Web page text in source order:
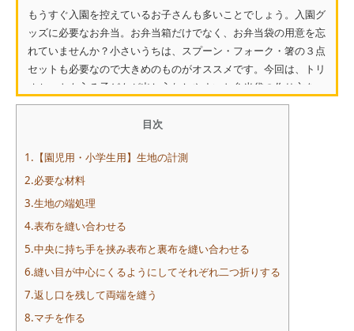
もうすぐ入園を控えているお子さんも多いことでしょう。入園グ
ッズに必要なお弁当。お弁当箱だけでなく、お弁当袋の用意を忘
れていませんか？小さいうちは、スプーン・フォーク・箸の３点
セットも必要なので大きめのものがオススメです。今回は、トリ
オセットも入る子どもが出し入れしやすいお弁当袋の作り方を
紹...
目次
1.【園児用・小学生用】生地の計測
2.必要な材料
3.生地の端処理
4.表布を縫い合わせる
5.中央に持ち手を挟み表布と裏布を縫い合わせる
6.縫い目が中心にくるようにしてそれぞれ二つ折りする
7.返し口を残して両端を縫う
8.マチを作る